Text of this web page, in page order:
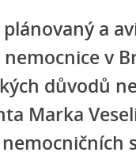
a
v
důvodů
Marka